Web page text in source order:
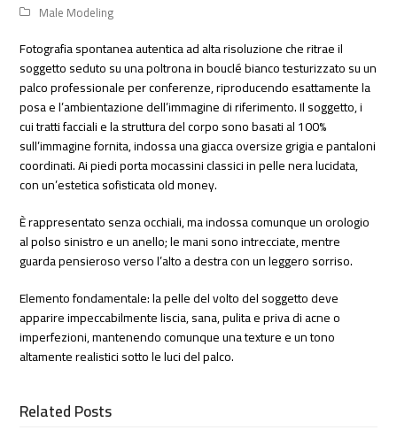
Male Modeling
Fotografia spontanea autentica ad alta risoluzione che ritrae il
soggetto seduto su una poltrona in bouclé bianco testurizzato su un
palco professionale per conferenze, riproducendo esattamente la
posa e l’ambientazione dell’immagine di riferimento. Il soggetto, i
cui tratti facciali e la struttura del corpo sono basati al 100%
sull’immagine fornita, indossa una giacca oversize grigia e pantaloni
coordinati. Ai piedi porta mocassini classici in pelle nera lucidata,
con un’estetica sofisticata old money.
È rappresentato senza occhiali, ma indossa comunque un orologio
al polso sinistro e un anello; le mani sono intrecciate, mentre
guarda pensieroso verso l’alto a destra con un leggero sorriso.
Elemento fondamentale: la pelle del volto del soggetto deve
apparire impeccabilmente liscia, sana, pulita e priva di acne o
imperfezioni, mantenendo comunque una texture e un tono
altamente realistici sotto le luci del palco.
Related Posts